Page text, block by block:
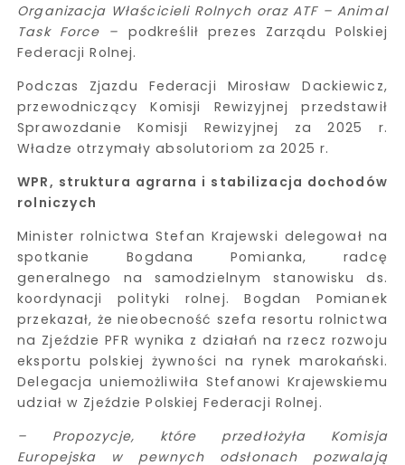
Organizacja Właścicieli Rolnych oraz ATF – Animal
Task Force – podkreślił prezes Zarządu Polskiej
Federacji Rolnej.
Podczas Zjazdu Federacji Mirosław Dackiewicz,
przewodniczący Komisji Rewizyjnej przedstawił
Sprawozdanie Komisji Rewizyjnej za 2025 r.
Władze otrzymały absolutoriom za 2025 r.
WPR, struktura agrarna i stabilizacja dochodów
rolniczych
Minister rolnictwa Stefan Krajewski delegował na
spotkanie Bogdana Pomianka, radcę
generalnego na samodzielnym stanowisku ds.
koordynacji polityki rolnej. Bogdan Pomianek
przekazał, że nieobecność szefa resortu rolnictwa
na Zjeździe PFR wynika z działań na rzecz rozwoju
eksportu polskiej żywności na rynek marokański.
Delegacja uniemożliwiła Stefanowi Krajewskiemu
udział w Zjeździe Polskiej Federacji Rolnej.
– Propozycje, które przedłożyła Komisja
Europejska w pewnych odsłonach pozwalają